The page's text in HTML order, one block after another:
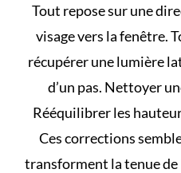
Tout repose sur une
visage vers la fenêtre.
récupérer une lumière
d’un pas. Nettoyer
Rééquilibrer les
Ces corrections
transforment la tenue de